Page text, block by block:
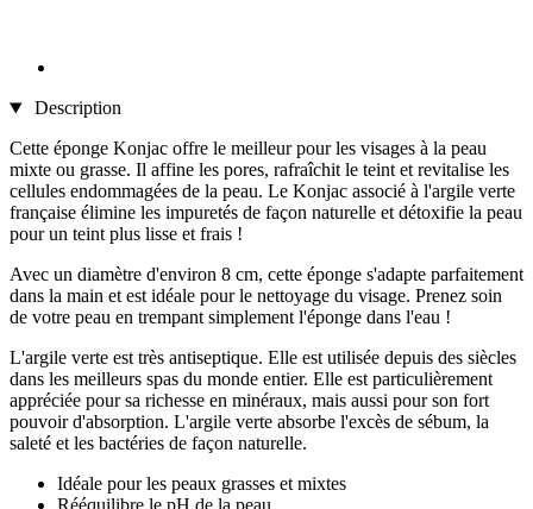
Description
Cette éponge Konjac offre le meilleur pour les visages à la peau
mixte ou grasse. Il affine les pores, rafraîchit le teint et revitalise les
cellules endommagées de la peau. Le Konjac associé à l'argile verte
française élimine les impuretés de façon naturelle et détoxifie la peau
pour un teint plus lisse et frais !
Avec un diamètre d'environ 8 cm, cette éponge s'adapte parfaitement
dans la main et est idéale pour le nettoyage du visage. Prenez soin
de votre peau en trempant simplement l'éponge dans l'eau !
L'argile verte est très antiseptique. Elle est utilisée depuis des siècles
dans les meilleurs spas du monde entier. Elle est particulièrement
appréciée pour sa richesse en minéraux, mais aussi pour son fort
pouvoir d'absorption. L'argile verte absorbe l'excès de sébum, la
saleté et les bactéries de façon naturelle.
Idéale pour les peaux grasses et mixtes